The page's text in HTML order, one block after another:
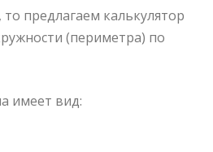
то предлагаем калькулятор
(периметра) по
имеет вид: